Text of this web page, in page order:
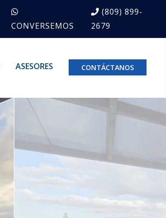
CONVERSEMOS
(809) 899-
2679
ASESORES CONTÁCTANOS